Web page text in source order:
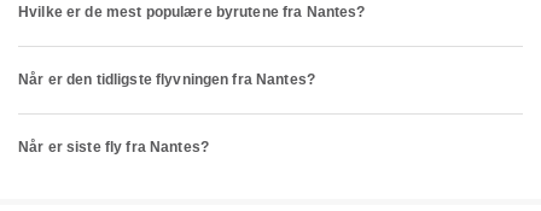
Hvilke er de mest populære byrutene fra Nantes?
Når er den tidligste flyvningen fra Nantes?
Når er siste fly fra Nantes?